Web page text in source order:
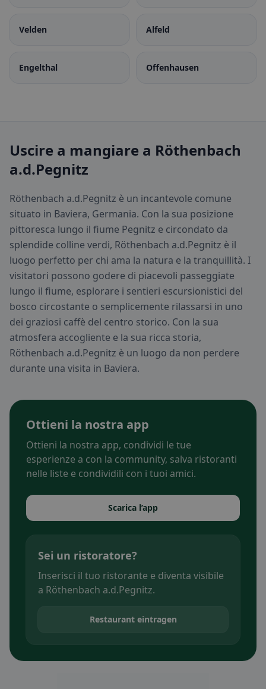
Velden Alfeld
Engelthal Offenhausen
Uscire a mangiare a Röthenbach
a.d.Pegnitz
Röthenbach a.d.Pegnitz è un incantevole comune
situato in Baviera, Germania. Con la sua posizione
pittoresca lungo il fiume Pegnitz e circondato da
splendide colline verdi, Röthenbach a.d.Pegnitz è il
luogo perfetto per chi ama la natura e la tranquillità. I
visitatori possono godere di piacevoli passeggiate
lungo il fiume, esplorare i sentieri escursionistici del
bosco circostante o semplicemente rilassarsi in uno
dei graziosi caffè del centro storico. Con la sua
atmosfera accogliente e la sua ricca storia,
Röthenbach a.d.Pegnitz è un luogo da non perdere
durante una visita in Baviera.
Ottieni la nostra app
Ottieni la nostra app, condividi le tue
esperienze a con la community, salva ristoranti
nelle liste e condividili con i tuoi amici.
Scarica l’app
Sei un ristoratore?
Inserisci il tuo ristorante e diventa visibile
a Röthenbach a.d.Pegnitz.
Restaurant eintragen